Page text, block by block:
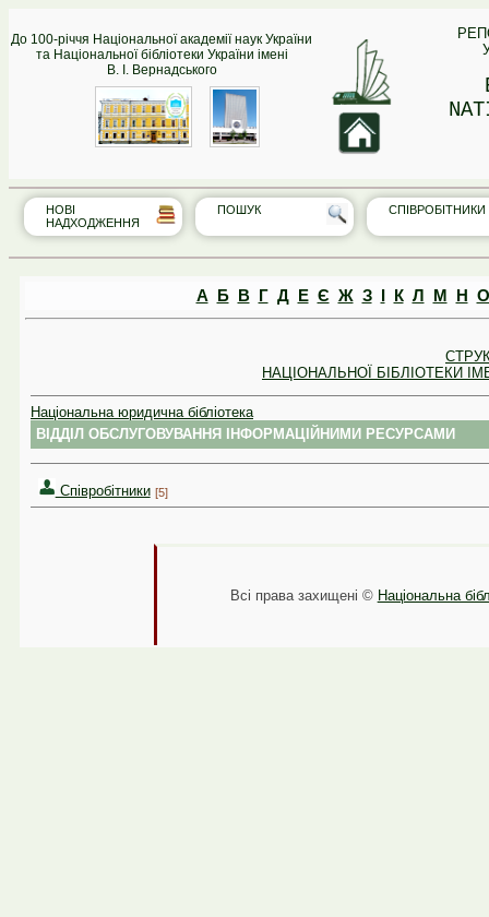
До 100-річчя Національної академії наук України
та Національної бібліотеки України імені
В. І. Вернадського
НОВІ
НАДХОДЖЕННЯ
ПОШУК СПІВРО‎БІТНИКИ
А Б В Г Д Е Є Ж З К Л М Н О
НАЦІОНАЛЬНОЇ БІБЛІОТЕКИ
Національна юридична бібліотека
ВІДДІЛ ОБСЛУГОВУВАННЯ ІНФОРМАЦІЙНИМИ РЕСУРСАМИ
Співробітники [5]
Всі права захищені © Національна